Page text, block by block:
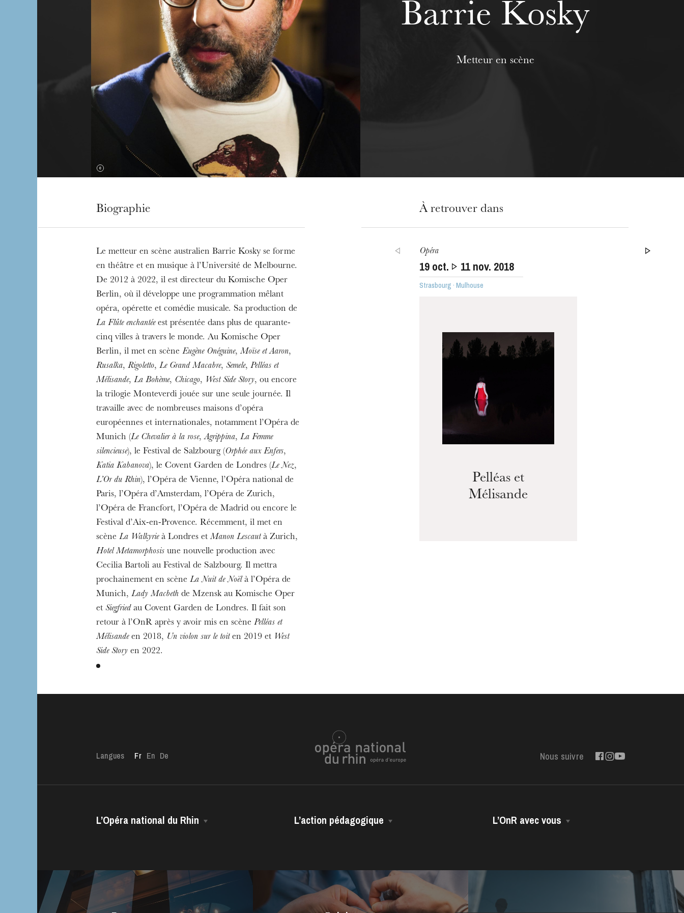
L’OnR avec vous
Visites de l’Opéra de
Strasbourg
Strasbourg
Barrie Kosky
Metteur en scène
Biographie
Le metteur en scène australien Barrie Kosky se forme
en théâtre et en musique à l’Université de Melbourne.
De 2012 à 2022, il est directeur du Komische Oper
Berlin, où il développe une programmation mêlant
opéra, opérette et comédie musicale. Sa production de
La Flûte enchantéeest présentée dans plus de quarante-
cinq villes à travers le monde. Au Komische Oper
Berlin, il met en scène Eugène Onéguine,Moïse et Aaron,
Rusalka, Rigoletto, Le Grand Macabre, Semele, Pelléas et
Mélisande, La Bohème, Chicago, West Side Story, ou encore
la trilogie Monteverdi jouée sur une seule journée. Il
travaille avec de nombreuses maisons d’opéra
européennes et internationales, notamment l’Opéra de
Munich (Le Chevalier à la rose,Agrippina, La Femme
silencieuse), le Festival de Salzbourg (Orphée aux Enfers,
Katia Kabanova), le Covent Garden de Londres (Le Nez,
L’Or du Rhin), l’Opéra de Vienne, l’Opéra national de
Paris, l’Opéra d’Amsterdam, l’Opéra de Zurich,
l’Opéra de Francfort, l’Opéra de Madrid ou encore le
Festival d’Aix-en-Provence. Récemment, il met en
scène La Walkyrieà Londres etManon Lescautà Zurich,
Hotel Metamorphosisune nouvelle production avec
Cecilia Bartoli au Festival de Salzbourg. Il mettra
prochainement en scène La Nuit de Noëlà l’Opéra de
Munich, Lady Macbethde Mzensk au Komische Oper
et Siegfriedau Covent Garden de Londres. Il fait son
retour à l’OnR après y avoir mis en scène Pelléas et
Mélisandeen 2018, Un violon sur le toiten 2019 et West
Side Storyen 2022.
À retrouver dans
Opéra
19 oct. 11 nov. 2018
Strasbourg · Mulhouse
Pelléas et
Mélisande
Langues Fr En De Nous suivre
L’Opéra national du Rhin
Direction Générale
Le CCN • Ballet de l’Opéra national
L’action pédagogique
Les ressources pédagogiques
Les vidéos métiers
L’OnR avec vous
Opéra-Bus